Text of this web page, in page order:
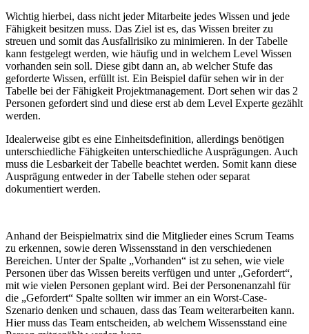
Wichtig hierbei, dass nicht jeder Mitarbeite jedes Wissen und jede
Fähigkeit besitzen muss. Das Ziel ist es, das Wissen breiter zu
streuen und somit das Ausfallrisiko zu minimieren. In der Tabelle
kann festgelegt werden, wie häufig und in welchem Level Wissen
vorhanden sein soll. Diese gibt dann an, ab welcher Stufe das
geforderte Wissen, erfüllt ist. Ein Beispiel dafür sehen wir in der
Tabelle bei der Fähigkeit Projektmanagement. Dort sehen wir das 2
Personen gefordert sind und diese erst ab dem Level Experte gezählt
werden.
Idealerweise gibt es eine Einheitsdefinition, allerdings benötigen
unterschiedliche Fähigkeiten unterschiedliche Ausprägungen. Auch
muss die Lesbarkeit der Tabelle beachtet werden. Somit kann diese
Ausprägung entweder in der Tabelle stehen oder separat
dokumentiert werden.
Anhand der Beispielmatrix sind die Mitglieder eines Scrum Teams
zu erkennen, sowie deren Wissensstand in den verschiedenen
Bereichen. Unter der Spalte „Vorhanden“ ist zu sehen, wie viele
Personen über das Wissen bereits verfügen und unter „Gefordert“,
mit wie vielen Personen geplant wird. Bei der Personenanzahl für
die „Gefordert“ Spalte sollten wir immer an ein Worst-Case-
Szenario denken und schauen, dass das Team weiterarbeiten kann.
Hier muss das Team entscheiden, ab welchem Wissensstand eine